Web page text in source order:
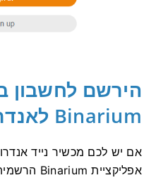
הירשם לחשבון
Binarium לאנדרואיד
אם יש לכם מכשיר נייד
אפליקציית Binarium הרשמית לנייד מחנות Play או